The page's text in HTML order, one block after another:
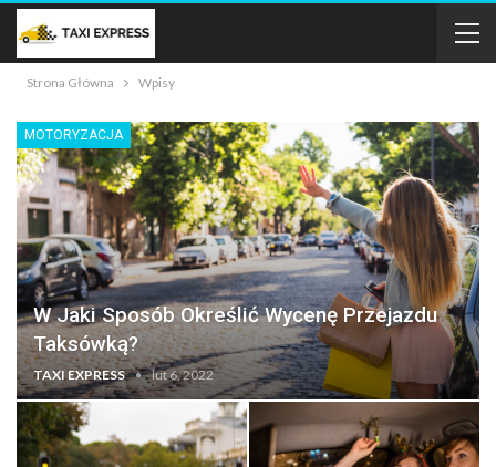
Strona Główna Wpisy
MOTORYZACJA
W Jaki Sposób Określić Wycenę Przejazdu
Taksówką?
TAXI EXPRESS lut 6, 2022